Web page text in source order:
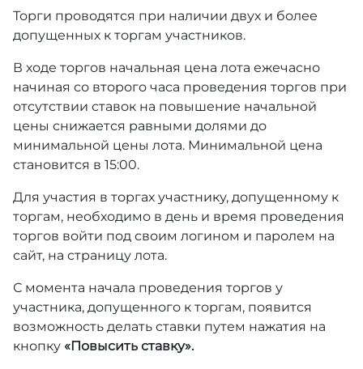
Торги проводятся при наличии двух и более
допущенных к торгам участников.
В ходе торгов начальная цена лота ежечасно
начиная со второго часа проведения торгов при
отсутствии ставок на повышение начальной
цены снижается равными долями до
минимальной цены лота. Минимальной цена
становится в 15:00.
Для участия в торгах участнику, допущенному к
торгам, необходимо в день и время проведения
торгов войти под своим логином и паролем на
сайт, на страницу лота.
С момента начала проведения торгов у
участника, допущенного к торгам, появится
возможность делать ставки путем нажатия на
кнопку «Повысить ставку».